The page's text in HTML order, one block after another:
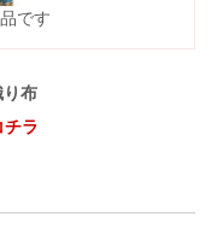
です
布
チラ